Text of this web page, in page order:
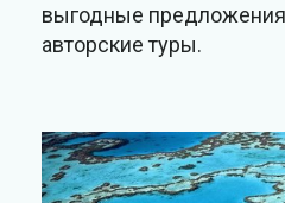
выгодные
авторские туры.